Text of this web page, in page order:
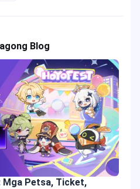
Blog
Mga Petsa, Ticket,